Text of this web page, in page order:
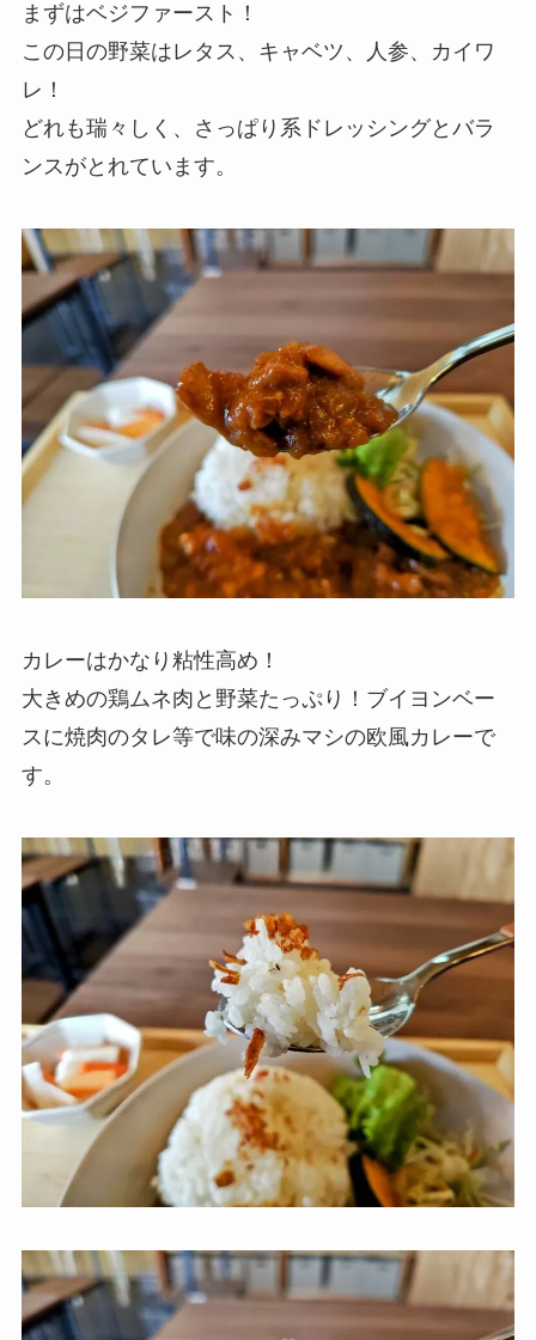
まずはベジファースト！
この日の野菜はレタス、キャベツ、人参、カイワ
レ！
どれも瑞々しく、さっぱり系ドレッシングとバラ
ンスがとれています。
カレーはかなり粘性高め！
大きめの鶏ムネ肉と野菜たっぷり！ブイヨンベー
スに焼肉のタレ等で味の深みマシの欧風カレーで
す。